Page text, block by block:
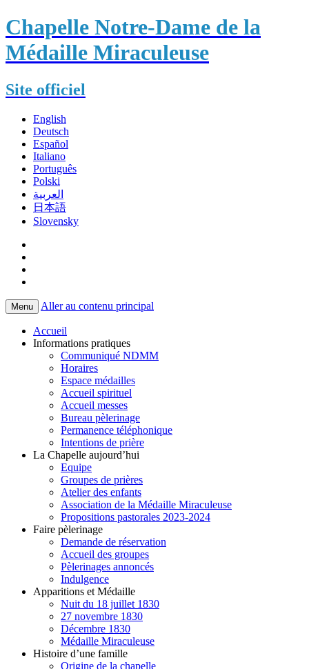
Chapelle Notre-Dame de la
Médaille Miraculeuse
Site officiel
English
Deutsch
Español
Italiano
Português
Polski
العربية
日本語
Slovensky
Menu Aller au contenu principal
Accueil
Informations pratiques
Communiqué NDMM
Horaires
Espace médailles
Accueil spirituel
Accueil messes
Bureau pèlerinage
Permanence téléphonique
Intentions de prière
La Chapelle aujourd’hui
Equipe
Groupes de prières
Atelier des enfants
Association de la Médaille Miraculeuse
Propositions pastorales 2023-2024
Faire pèlerinage
Demande de réservation
Accueil des groupes
Pèlerinages annoncés
Indulgence
Apparitions et Médaille
Nuit du 18 juillet 1830
27 novembre 1830
Décembre 1830
Médaille Miraculeuse
Histoire d’une famille
Origine de la chapelle